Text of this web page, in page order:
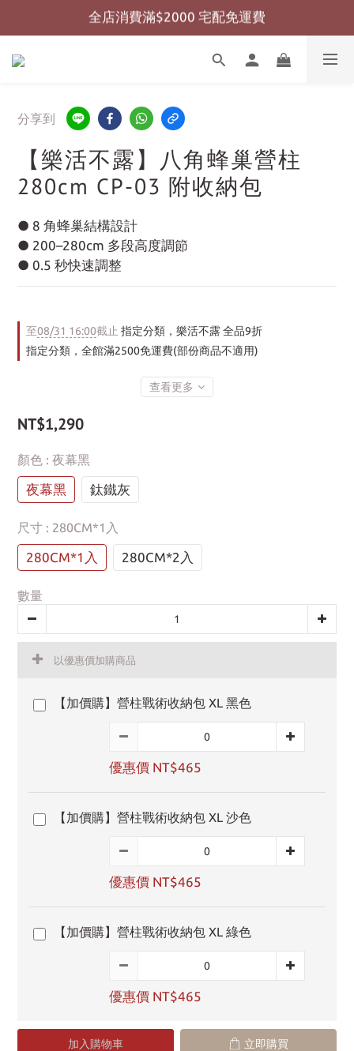
全店消費滿$999 超商免運費
全店消費滿$999 超商免運費
分享到
【樂活不露】八角蜂巢營柱
280cm CP-03 附收納包
● 8 角蜂巢結構設計
● 200–280cm 多段高度調節
● 0.5 秒快速調整
至08/31 16:00截止 指定分類，樂活不露 全品9折
指定分類，全館滿2500免運費(部份商品不適用)
查看更多
NT$1,290
顏色 : 夜幕黑
夜幕黑 鈦鐵灰
尺寸 : 280CM*1入
280CM*1入 280CM*2入
數量
以優惠價加購商品
【加價購】營柱戰術收納包 XL 黑色
優惠價 NT$465
【加價購】營柱戰術收納包 XL 沙色
優惠價 NT$465
【加價購】營柱戰術收納包 XL 綠色
優惠價 NT$465
加入購物車 立即購買